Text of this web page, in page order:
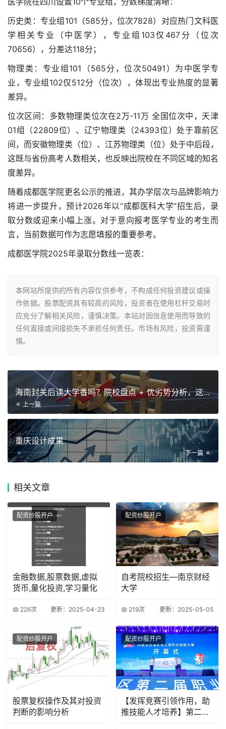
历史类：专业组101（585分，位次7828）对应热门文科医
学相关专业（中医学），专业组103仅467分（位次
70656），分差达118分；
物理类：专业组101（565分，位次50491）为中医学专
业，专业组102仅512分（位次），体现出专业热度的显著
差异。
位次区间：多数物理类位次在2万-11万 全国位次中，天津
01组（22809位）、辽宁物理类（24393位）处于靠前区
间，而安徽物理类（位）、江苏物理类（位）处于中后段，
这既与省份高考人数相关，也反映出院校在不同区域的知名
度差异。
随着成都医学院更名公示的推进，其办学层次与品牌影响力
将进一步提升，预计2026年以“成都医科大学”招生后，录
取分数或迎来小幅上涨。对于意向报考医学专业的考生而
言，当前数据可作为志愿填报的重要参考。
成都医学院2025年录取分数线一览表：
本网站所提供的所有内容仅供参考，不构成任何投资建议或操
作依据。股票配资具有较高的风险，投资者在使用杠杆交易时
应充分了解相关风险，谨慎决策。本站对因信息使用而导致的
任何直接或间接损失不承担任何责任。市场有风险，投资需谨
慎。
海南封关后读大学香吗？院校盘点 + 优劣势分析，这篇说透！
上一篇
重庆设计成果
下一篇
相关文章
配资炒股开户
金融数据,股票数据,虚拟
货币,量化投资,学习量化
226次 更新：2025-04-23
配资炒股开户
自考院校招生—南京财经
大学
219次 更新：2025-05-05
配资炒股开户
股票复权操作及其对投资
判断的影响分析
配资炒股开户
【发挥竞赛引领作用，助
推技能人才培养】第二届